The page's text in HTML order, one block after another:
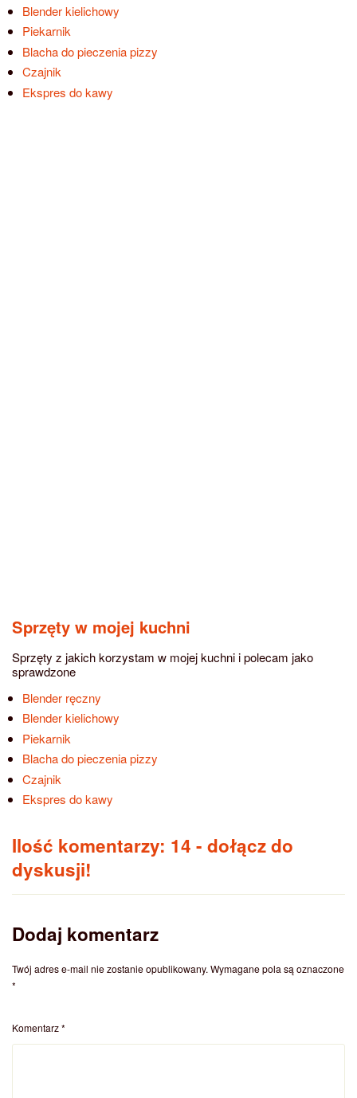
Blender kielichowy
Piekarnik
Blacha do pieczenia pizzy
Czajnik
Ekspres do kawy
Sprzęty w mojej kuchni
Sprzęty z jakich korzystam w mojej kuchni i polecam jako
sprawdzone
Blender ręczny
Blender kielichowy
Piekarnik
Blacha do pieczenia pizzy
Czajnik
Ekspres do kawy
Ilość komentarzy: 14 - dołącz do
dyskusji!
Dodaj komentarz
Twój adres e-mail nie zostanie opublikowany. Wymagane pola są oznaczone
*
Komentarz*